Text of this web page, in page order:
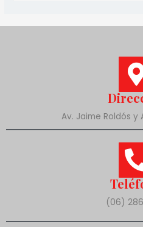
Av. Jaime Roldós y
(06)